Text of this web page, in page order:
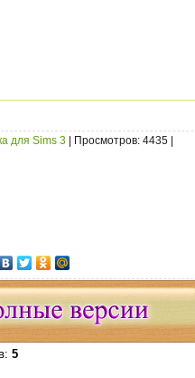
для Sims 3 Просмотров: 4435 |
: 5